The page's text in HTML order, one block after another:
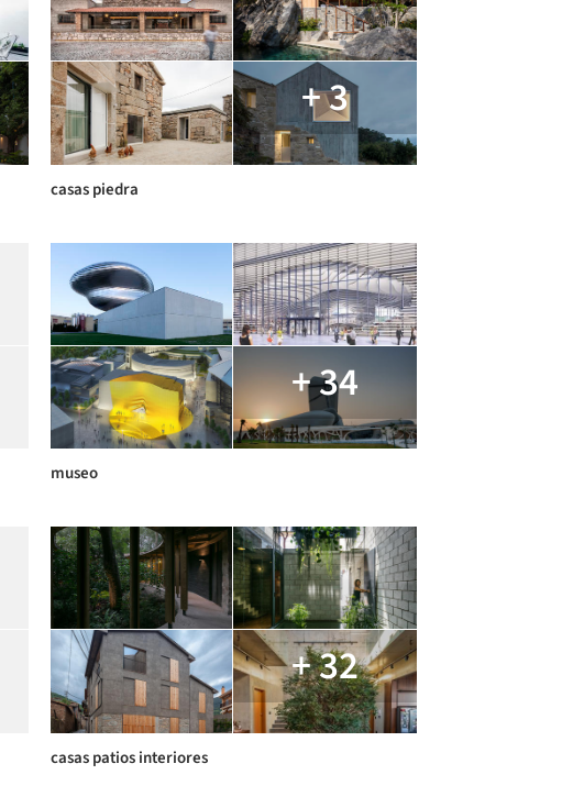
+ 3
casas piedra
+ 34
museo
+ 32
casas patios interiores